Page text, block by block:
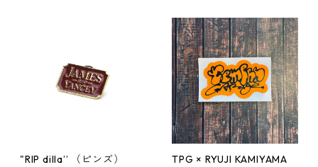
"RIP dilla’’ （ピンズ）
TPG × RYUJI KAMIYAMA